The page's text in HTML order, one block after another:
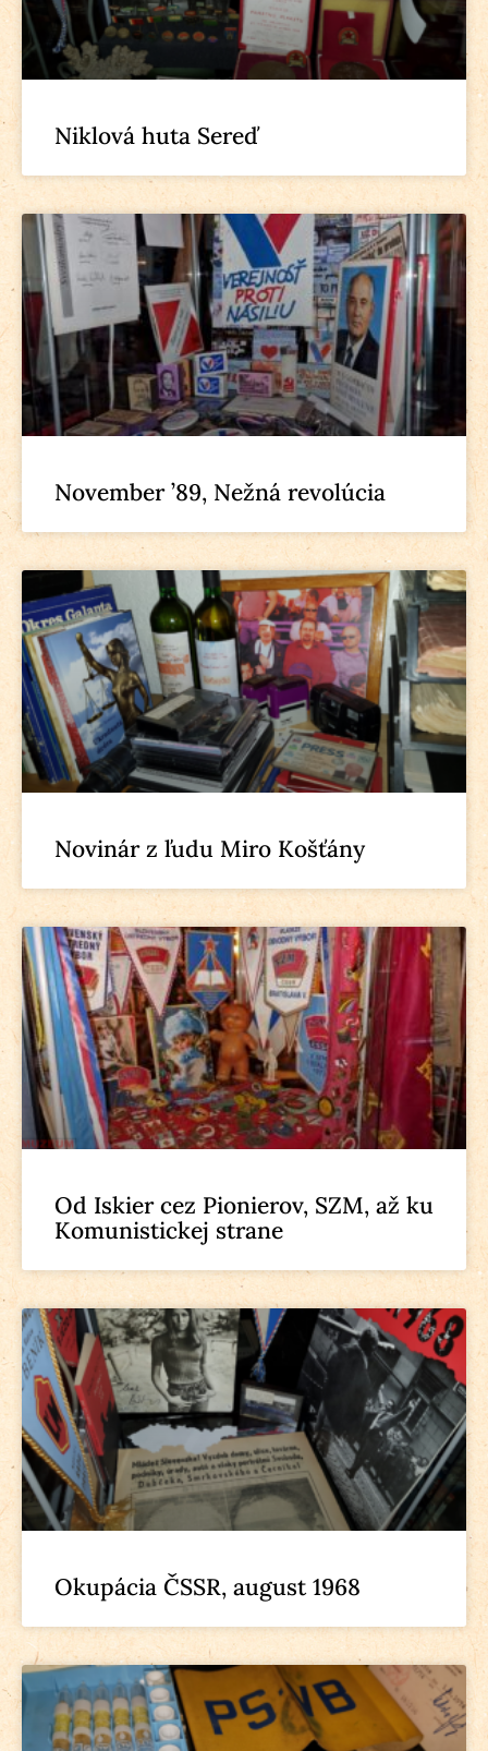
Niklová huta Sereď
November ’89, Nežná revolúcia
Novinár z ľudu Miro Košťány
Od Iskier cez Pionierov, SZM, až ku
Komunistickej strane
Okupácia ČSSR, august 1968